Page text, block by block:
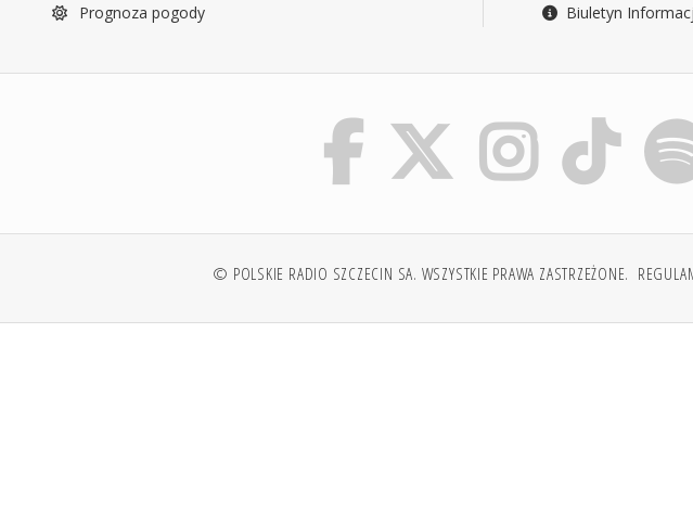
Prognoza pogody
Biuletyn
© POLSKIE RADIO SZCZECIN SA. WSZYSTKIE PRAWA ZASTRZEŻONE.